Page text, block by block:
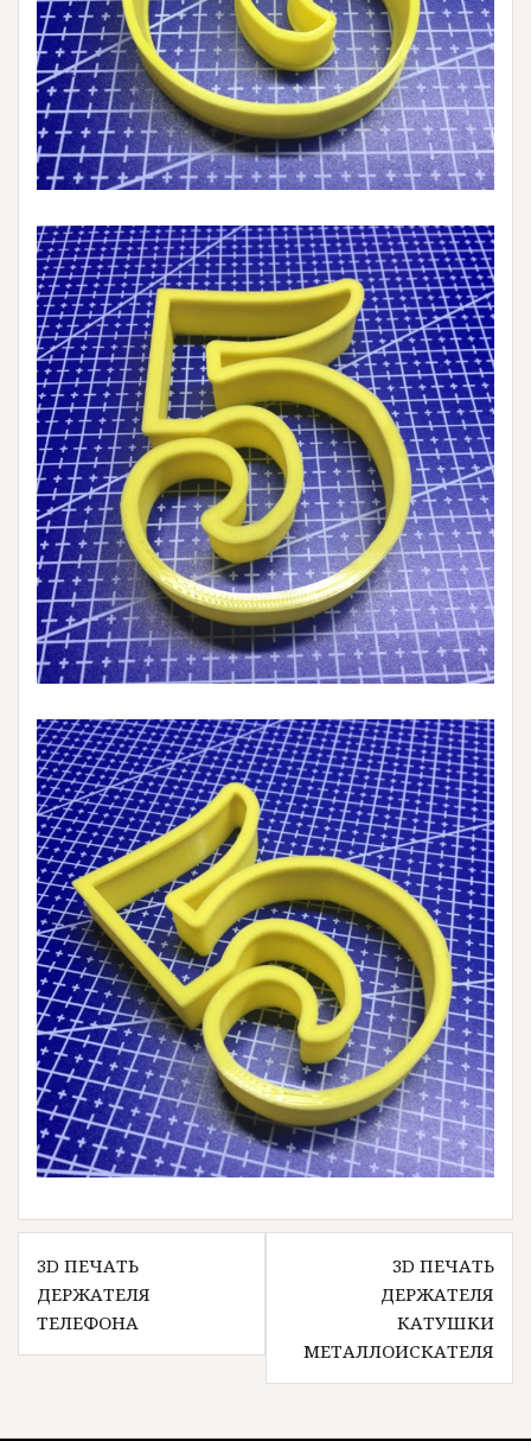
Навигация
по
записям
3D ПЕЧАТЬ
ДЕРЖАТЕЛЯ
ТЕЛЕФОНА
3D ПЕЧАТЬ
ДЕРЖАТЕЛЯ
КАТУШКИ
МЕТАЛЛОИСКАТЕЛЯ